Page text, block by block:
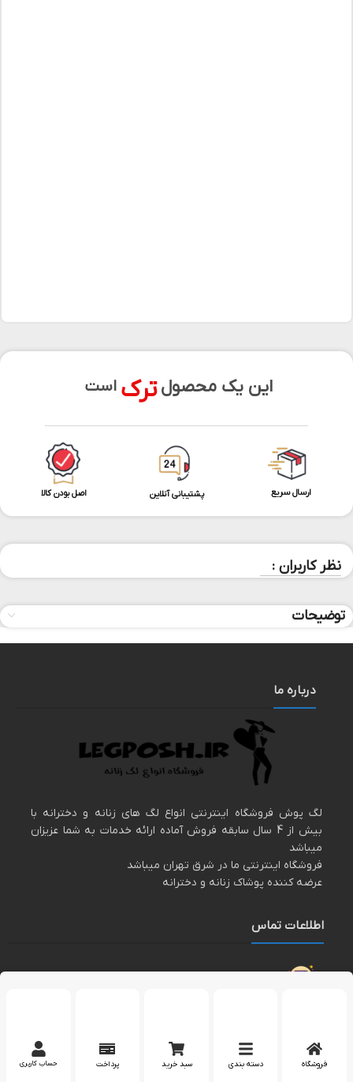
این یک محصول ترک است
ارسال سریع پشتیبانی آنلاین اصل بودن کالا
نظر کاربران :
توضیحات
درباره ما
لگ پوش فروشگاه اینترنتی انواع لگ های زنانه و دخترانه با
بیش از 4 سال سابقه فروش آماده ارائه خدمات به شما عزیزان
میباشد
فروشگاه اینترنتی ما در شرق تهران میباشد
عرضه کننده پوشاک زنانه و دخترانه
اطلاعات تماس
فروشگاه دسته بندی سبد خرید پرداخت حساب کاربری